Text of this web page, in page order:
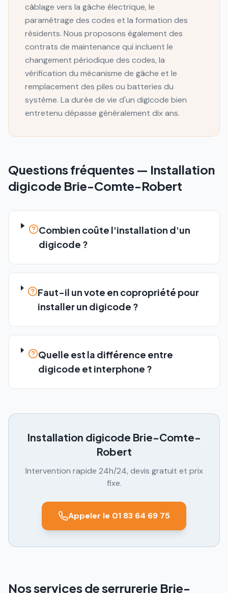
câblage vers la gâche électrique, le
paramétrage des codes et la formation des
résidents. Nous proposons également des
contrats de maintenance qui incluent le
changement périodique des codes, la
vérification du mécanisme de gâche et le
remplacement des piles ou batteries du
système. La durée de vie d'un digicode bien
entretenu dépasse généralement dix ans.
Questions fréquentes — Installation
digicode Brie-Comte-Robert
Combien coûte l'installation d'un
digicode ?
Faut-il un vote en copropriété pour
installer un digicode ?
Quelle est la différence entre
digicode et interphone ?
Installation digicode Brie-Comte-
Robert
Intervention rapide 24h/24, devis gratuit et prix
fixe.
Appeler le 01 83 64 69 75
Nos services de serrurerie Brie-